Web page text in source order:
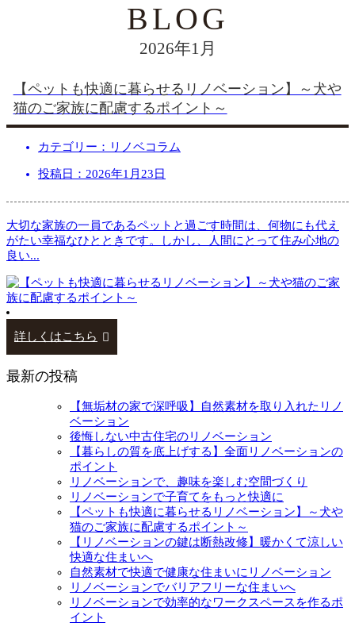
2026年1月
【ペットも快適に暮らせるリノベーション】～犬や
猫のご家族に配慮するポイント～
カテゴリー：リノベコラム
投稿日：2026年1月23日
大切な家族の一員であるペットと過ごす時間は、何物にも代え
がたい幸福なひとときです。しかし、人間にとって住み心地の
良い...
詳しくはこちら
最新の投稿
【無垢材の家で深呼吸】自然素材を取り入れたリノ
ベーション
後悔しない中古住宅のリノベーション
【暮らしの質を底上げする】全面リノベーションの
ポイント
リノベーションで、趣味を楽しむ空間づくり
リノベーションで子育てをもっと快適に
【ペットも快適に暮らせるリノベーション】～犬や
猫のご家族に配慮するポイント～
【リノベーションの鍵は断熱改修】暖かくて涼しい
快適な住まいへ
自然素材で快適で健康な住まいにリノベーション
リノベーションでバリアフリーな住まいへ
リノベーションで効率的なワークスペースを作るポ
イント